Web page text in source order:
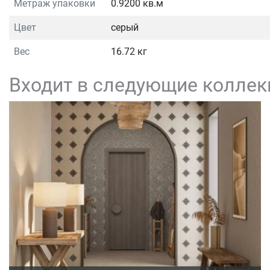
Метраж упаковки 0.9200 кв.м
Цвет серый
Вес 16.72 кг
Входит в следующие